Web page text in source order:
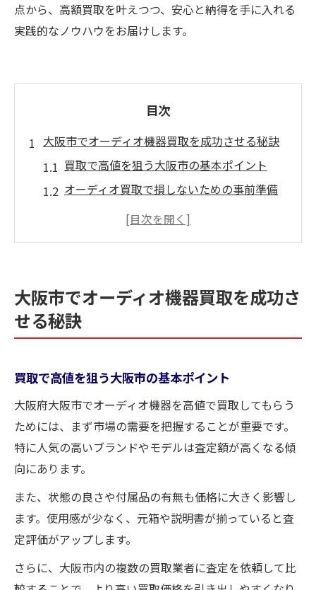
点から、高額買取を叶えつつ、安心と納得を手に入れる
実践的なノウハウをお届けします。
目次
大阪市でオーディオ機器買取を成功させる秘訣
買取で高値を狙う大阪市の基本ポイント
オーディオ買取で損しないための事前準備
大阪で持ち込み買取を活用するコツ
古いオーディオも納得価格で買取実現へ
古いオーディオ買取おすすめポイント解説
買取で価値が下がらない保存方法とは
買取時に参考にしたい現役利用者の評判
オーディオ買取で後悔しない査定依頼法
宅配や持ち込み対応の買取方法比較ガイド
持ち込み・宅配買取のメリット徹底解説
オーディオ買取方法別の特徴と流れ
大阪市でおすすめの買取手段とは何か
買取方法ごとの手数料と利便性の比較
オーディオ買取に強い宅配対応業者の選び
方
大阪市でオーディオ機器買取を成功さ
せる秘訣
買取で高値を狙う大阪市の基本ポイント
大阪府大阪市でオーディオ機器を高値で買取してもらう
ためには、まず市場の需要を把握することが重要です。
特に人気の高いブランドやモデルは査定額が高くなる傾
向にあります。
また、状態の良さや付属品の有無も価格に大きく影響し
ます。使用感が少なく、元箱や説明書が揃っていると査
定評価がアップします。
さらに、大阪市内の複数の買取業者に査定を依頼して比